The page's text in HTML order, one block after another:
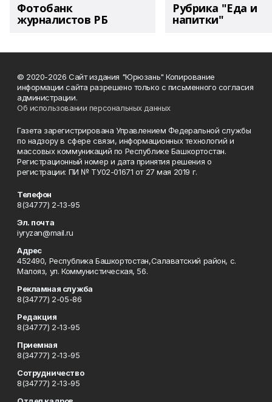
Фотобанк
журналистов РБ
Рубрика "Еда и
напитки"
© 2020-2026 Сайт издания "Юрюзань" Копирование
информации сайта разрешено только с письменного согласия
администрации.
Об использовании персональных данных
Газета зарегистрирована Управлением Федеральной службы
по надзору в сфере связи, информационных технологий и
массовых коммуникаций по Республике Башкортостан.
Регистрационный номер и дата принятия решения о
регистрации: ПИ № ТУ02-01671 от 27 мая 2019 г.
Телефон
8(34777) 2-13-95
Эл. почта
iyryzan@mail.ru
Адрес
452490, Республика Башкортостан,Салаватский район, с.
Малояз, ул. Коммунистическая, 56.
Рекламная служба
8(34777) 2-05-86
Редакция
8(34777) 2-13-95
Приемная
8(34777) 2-13-95
Сотрудничество
8(34777) 2-13-95